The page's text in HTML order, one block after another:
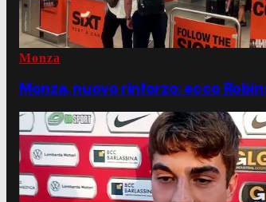
Monza
Monza, nuovo rinforzo: ecco